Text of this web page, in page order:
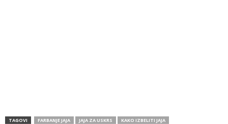
TAGOVI FARBANJE JAJA JAJA ZA USKRS
KAKO IZBELITI JAJA